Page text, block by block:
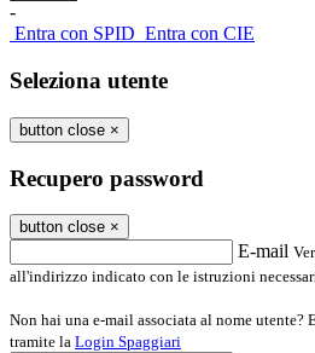
-
Entra con SPID Entra con CIE
Seleziona utente
button close ×
Recupero password
button close ×
E-mail
all'indirizzo indicato con le istruzioni
Non hai una e-mail associata al nome utente?
tramite la Login Spaggiari